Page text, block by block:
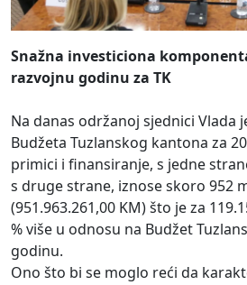
Snažna investiciona
razvojnu godinu za TK
Na danas održanoj sjednici Vlada
Budžeta Tuzlanskog kantona za
primici i finansiranje, s jedne
s druge strane, iznose skoro 952
(951.963.261,00 KM) što je za
% više u odnosu na Budžet
godinu.
Ono što bi se moglo reći da